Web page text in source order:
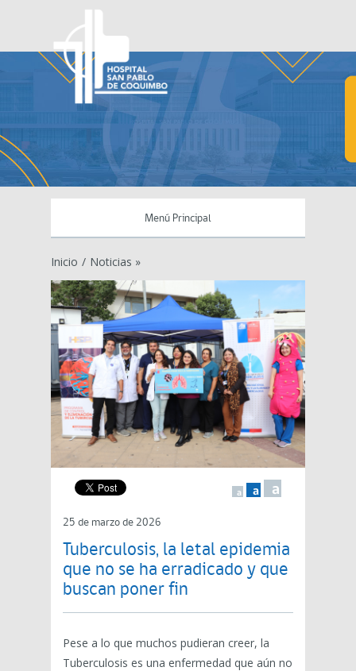
Menú Principal
Inicio / Noticias »
a a a
25 de marzo de 2026
Tuberculosis, la letal epidemia
que no se ha erradicado y que
buscan poner fin
Pese a lo que muchos pudieran creer, la
Tuberculosis es una enfermedad que aún no